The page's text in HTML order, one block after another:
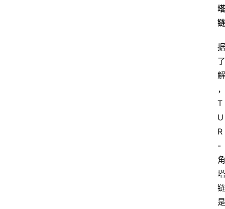
塔
链
据
了
解
，
T
U
R
-
角
塔
链
是